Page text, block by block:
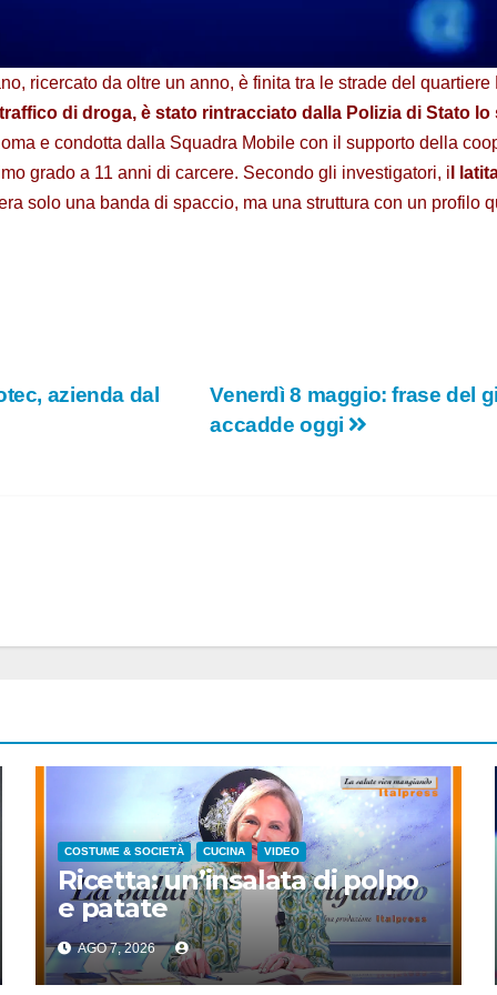
e
o
ricercato da oltre un anno, è finita tra le strade del quartiere
di droga, è stato rintracciato dalla Polizia di Stato
e condotta dalla Squadra Mobile con il supporto della
grado a 11 anni di carcere. Secondo gli investigatori, i l
solo una banda di spaccio, ma una struttura con un profilo
Venerdì 8 maggio: frase del
accadde oggi
azienda dal
COSTUME & SOCIETÀ CUCINA VIDEO
Ricetta: un’insalata di polpo
e patate
AGO 7, 2026